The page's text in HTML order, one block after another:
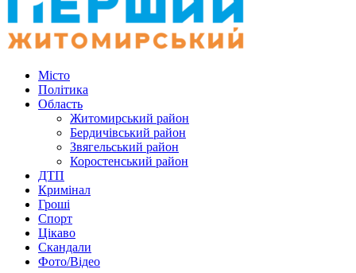
Місто
Політика
Область
Житомирський район
Бердичівський район
Звягельський район
Коростенський район
ДТП
Кримінал
Гроші
Спорт
Цікаво
Скандали
Фото/Відео